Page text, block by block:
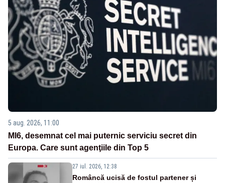
5 aug. 2026, 11:00
MI6, desemnat cel mai puternic serviciu secret din
Europa. Care sunt agenţiile din Top 5
27 iul. 2026, 12:38
Româncă ucisă de fostul partener și